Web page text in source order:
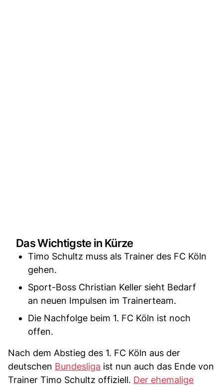
Das Wichtigste in Kürze
Timo Schultz muss als Trainer des FC Köln
gehen.
Sport-Boss Christian Keller sieht Bedarf
an neuen Impulsen im Trainerteam.
Die Nachfolge beim 1. FC Köln ist noch
offen.
Nach dem Abstieg des 1. FC Köln aus der
deutschen Bundesliga ist nun auch das Ende von
Trainer Timo Schultz offiziell. Der ehemalige